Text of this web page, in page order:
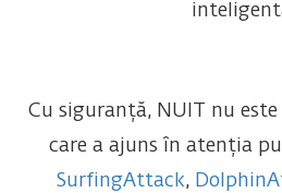
Cu siguranță, NUIT nu
care a ajuns în atenția
SurfingAttack,